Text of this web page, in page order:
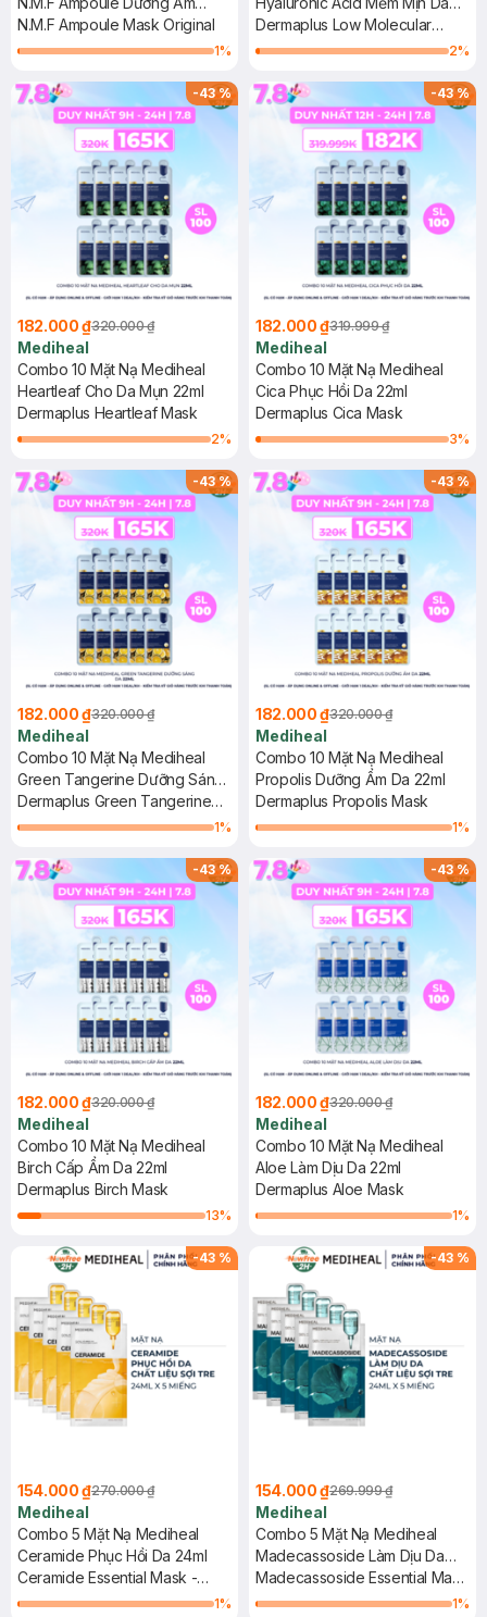
Chuyên Sâu 27ml
N.M.F Ampoule Mask Original
1%
22ml
Dermaplus Low Molecular
Hyaluronic Acid Mask
2%
-43%
182.000 ₫320.000 ₫
Mediheal
Combo 10 Mặt Nạ Mediheal
Heartleaf Cho Da Mụn 22ml
Dermaplus Heartleaf Mask
2%
-43%
182.000 ₫319.999 ₫
Mediheal
Combo 10 Mặt Nạ Mediheal
Cica Phục Hồi Da 22ml
Dermaplus Cica Mask
3%
-43%
182.000 ₫320.000 ₫
Mediheal
Combo 10 Mặt Nạ Mediheal
Green Tangerine Dưỡng Sáng
Da 22ml
Dermaplus Green Tangerine
Mask
1%
-43%
182.000 ₫320.000 ₫
Mediheal
Combo 10 Mặt Nạ Mediheal
Propolis Dưỡng Ẩm Da 22ml
Dermaplus Propolis Mask
1%
-43%
182.000 ₫320.000 ₫
Mediheal
Combo 10 Mặt Nạ Mediheal
Birch Cấp Ẩm Da 22ml
Dermaplus Birch Mask
13%
-43%
182.000 ₫320.000 ₫
Mediheal
Combo 10 Mặt Nạ Mediheal
Aloe Làm Dịu Da 22ml
Dermaplus Aloe Mask
1%
-43 %
154.000 ₫270.000 ₫
Mediheal
Combo 5 Mặt Nạ Mediheal
Ceramide Phục Hồi Da 24ml
Ceramide Essential Mask -
Moisture Barrier
1%
-43 %
154.000 ₫269.999 ₫
Mediheal
Combo 5 Mặt Nạ Mediheal
Madecassoside Làm Dịu Da
24ml
Madecassoside Essential Mask
- Blemish Repair
1%